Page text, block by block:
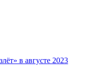
в августе 2023